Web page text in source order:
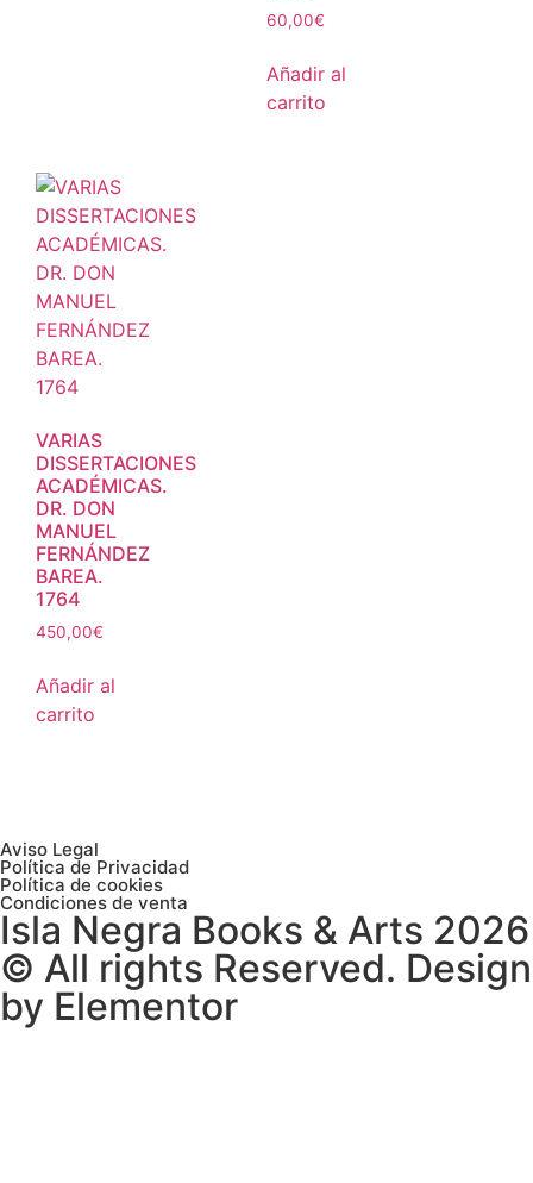
60,00€
Añadir al
carrito
VARIAS
DISSERTACIONES
ACADÉMICAS.
DR. DON
MANUEL
FERNÁNDEZ
BAREA.
1764
450,00€
Añadir al
carrito
Aviso Legal
Política de Privacidad
Política de cookies
Condiciones de venta
Isla Negra Books & Arts 2026
© All rights Reserved. Design
by Elementor